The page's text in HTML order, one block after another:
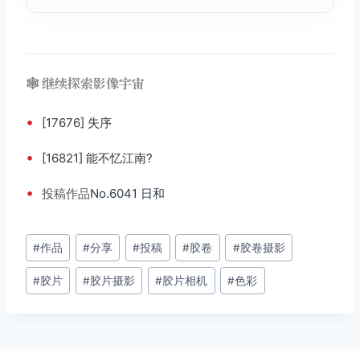
🕸️ 继续探索影像宇宙
• [17676] 失序
• [16821] 能不忆江南?
• 投稿作品No.6041 日和
文
章
标
#作品 #分享 #投稿 #胶卷 #胶卷摄影
#胶片 #胶片摄影 #胶片相机 #色彩